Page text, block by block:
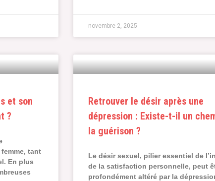
novembre 2, 2025
et son
?
tant
En plus
Retrouver le désir après une
dépression : Existe-t-il un
la guérison ?
Le désir sexuel, pilier essentiel de
de la satisfaction personnelle, peut
profondément altéré par la